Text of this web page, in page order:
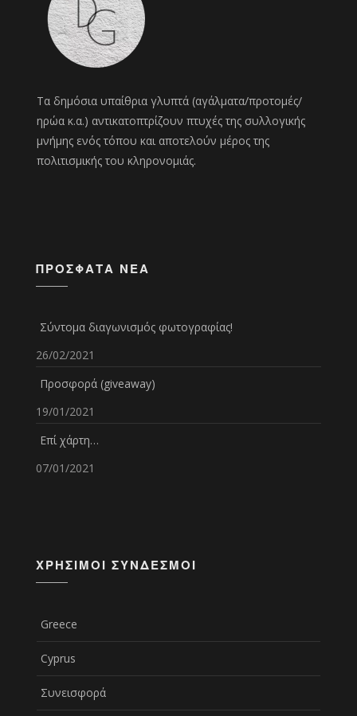
Τα δημόσια υπαίθρια γλυπτά (αγάλματα/προτομές/
ηρώα κ.α.) αντικατοπτρίζουν πτυχές της συλλογικής
μνήμης ενός τόπου και αποτελούν μέρος της
πολιτισμικής του κληρονομιάς.
ΠΡΌΣΦΑΤΑ ΝΈΑ
Σύντομα διαγωνισμός φωτογραφίας!
26/02/2021
Προσφορά (giveaway)
19/01/2021
Επί χάρτη…
07/01/2021
ΧΡΉΣΙΜΟΙ ΣΎΝΔΕΣΜΟΙ
Greece
Cyprus
Συνεισφορά